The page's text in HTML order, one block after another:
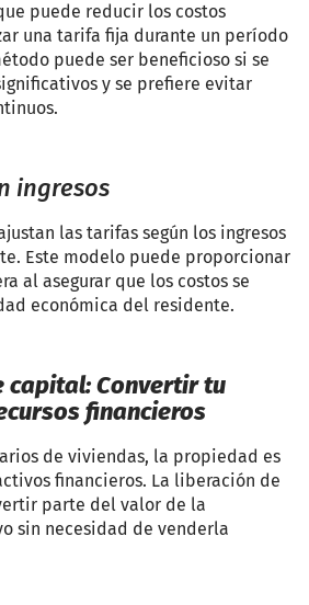
puede reducir los costos
una tarifa fija durante un período
puede ser beneficioso si se
y se prefiere evitar
ingresos
las tarifas según los ingresos
Este modelo puede proporcionar
al asegurar que los costos se
económica del residente.
capital: Convertir tu
financieros
de viviendas, la propiedad es
financieros. La liberación de
parte del valor de la
sin necesidad de venderla